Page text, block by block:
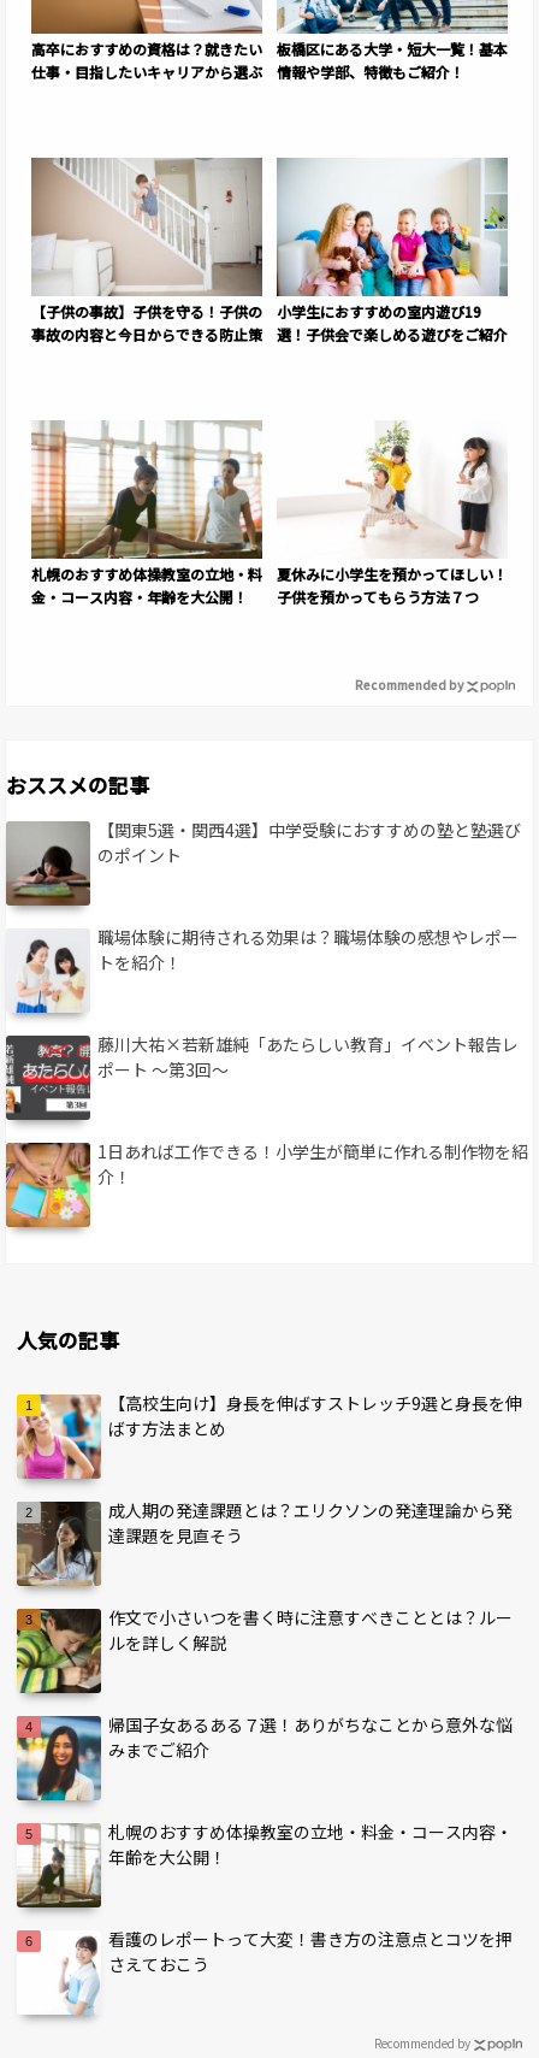
高卒におすすめの資格は？就きたい
仕事・目指したいキャリアから選ぶ
板橋区にある大学・短大一覧！基本
情報や学部、特徴もご紹介！
【子供の事故】子供を守る！子供の
事故の内容と今日からできる防止策
小学生におすすめの室内遊び19
選！子供会で楽しめる遊びをご紹介
札幌のおすすめ体操教室の立地・料
金・コース内容・年齢を大公開！
夏休みに小学生を預かってほしい！
子供を預かってもらう方法７つ
Recommended by
おススメの記事
【関東5選・関西4選】中学受験におすすめの塾と塾選び
のポイント
職場体験に期待される効果は？職場体験の感想やレポー
トを紹介！
藤川大祐×若新雄純「あたらしい教育」イベント報告レ
ポート 〜第3回〜
1日あれば工作できる！小学生が簡単に作れる制作物を紹
介！
人気の記事
【高校生向け】身長を伸ばすストレッチ9選と身長を伸
ばす方法まとめ
成人期の発達課題とは？エリクソンの発達理論から発
達課題を見直そう
作文で小さいつを書く時に注意すべきこととは？ルー
ルを詳しく解説
帰国子女あるある７選！ありがちなことから意外な悩
みまでご紹介
札幌のおすすめ体操教室の立地・料金・コース内容・
年齢を大公開！
看護のレポートって大変！書き方の注意点とコツを押
さえておこう
Recommended by